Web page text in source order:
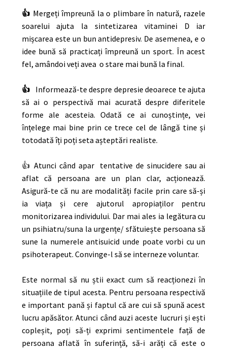
👍 Mergeți împreună la o plimbare în natură, razele
soarelui ajuta la sintetizarea vitaminei D iar
mișcarea este un bun antidepresiv. De asemenea, e o
idee bună să practicați împreună un sport. În acest
fel, amândoi veți avea o stare mai bună la final.
👍 Informează-te despre depresie deoarece te ajuta
să ai o perspectivă mai acurată despre diferitele
forme ale acesteia. Odată ce ai cunoștințe, vei
înțelege mai bine prin ce trece cel de lângă tine și
totodată îți poți seta așteptări realiste.
👍 Atunci când apar tentative de sinucidere sau ai
aflat că persoana are un plan clar, acționează.
Asigură-te că nu are modalități facile prin care să-și
ia viața și cere ajutorul apropiaților pentru
monitorizarea individului. Dar mai ales ia legătura cu
un psihiatru/suna la urgențe/ sfătuiește persoana să
sune la numerele antisuicid unde poate vorbi cu un
psihoterapeut. Convinge-l să se interneze voluntar.
Este normal să nu știi exact cum să reacționezi în
situațiile de tipul acesta. Pentru persoana respectivă
e important pană și faptul că are cui să spună acest
lucru apăsător. Atunci când auzi aceste lucruri și ești
copleșit, poți să-ți exprimi sentimentele față de
persoana aflată în suferință, să-i arăți că este o